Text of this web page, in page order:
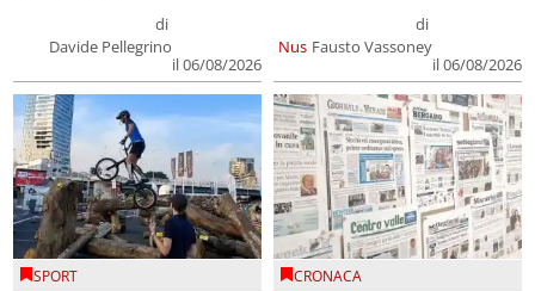
di
Davide Pellegrino
il 06/08/2026
Nus
di
Fausto Vassoney
il 06/08/2026
SPORT CRONACA